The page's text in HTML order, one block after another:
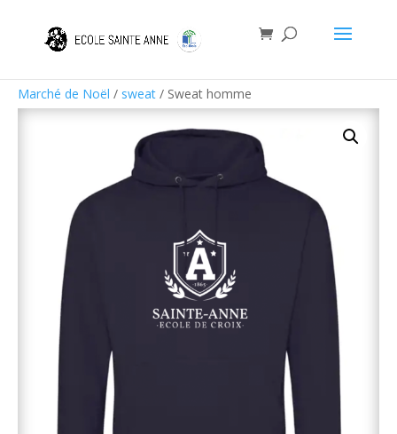
Marché de Noël / sweat / Sweat homme